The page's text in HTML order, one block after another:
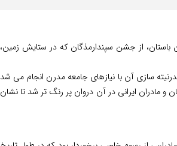
باستان، از جشن سپندارمذگان که در ستایش زمین،
سازی آن با نیازهای جامعه مدرن انجام می شد
و مادران ایرانی در آن دروان پر رنگ تر شد تا نشان